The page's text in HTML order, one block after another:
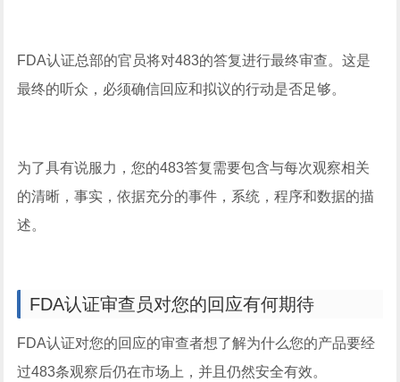
FDA认证总部的官员将对483的答复进行最终审查。这是
最终的听众，必须确信回应和拟议的行动是否足够。
为了具有说服力，您的483答复需要包含与每次观察相关
的清晰，事实，依据充分的事件，系统，程序和数据的描
述。
FDA认证审查员对您的回应有何期待
FDA认证对您的回应的审查者想了解为什么您的产品要经
过483条观察后仍在市场上，并且仍然安全有效。